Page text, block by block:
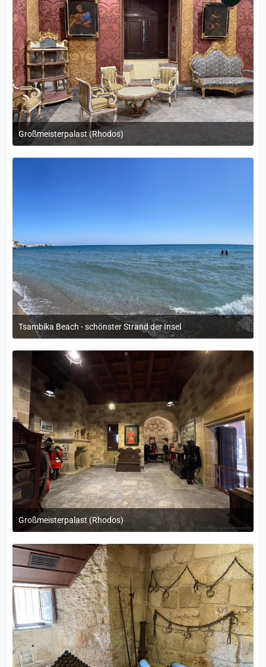
Großmeisterpalast (Rhodos)
12. September 2022 um 14:05
Tsambika Beach - schönster Strand der Insel
12. September 2022 um 14:05
Großmeisterpalast (Rhodos)
12. September 2022 um 14:05